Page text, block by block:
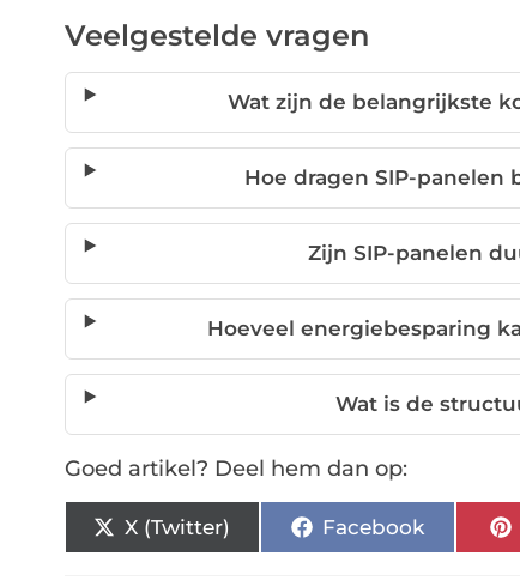
Veelgestelde vragen
Wat zijn de belangrijkste
Hoe dragen SIP-panelen
Zijn SIP-panelen
Hoeveel energiebesparing
Wat is de
Goed artikel? Deel hem dan op:
X (Twitter) Facebook